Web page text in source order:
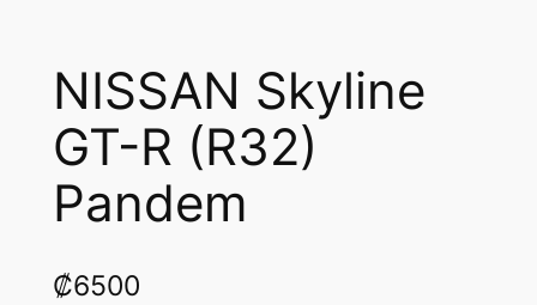
NISSAN Skyline
GT-R (R32)
Pandem
₡6500